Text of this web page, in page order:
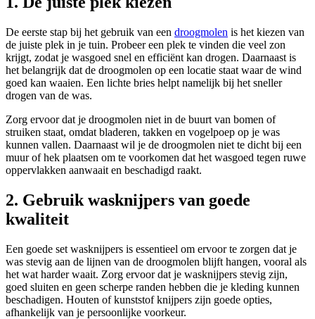
De eerste stap bij het gebruik van een droogmolen is het kiezen van
de juiste plek in je tuin. Probeer een plek te vinden die veel zon
krijgt, zodat je wasgoed snel en efficiënt kan drogen. Daarnaast is
het belangrijk dat de droogmolen op een locatie staat waar de wind
goed kan waaien. Een lichte bries helpt namelijk bij het sneller
drogen van de was.
Zorg ervoor dat je droogmolen niet in de buurt van bomen of
struiken staat, omdat bladeren, takken en vogelpoep op je was
kunnen vallen. Daarnaast wil je de droogmolen niet te dicht bij een
muur of hek plaatsen om te voorkomen dat het wasgoed tegen ruwe
oppervlakken aanwaait en beschadigd raakt.
2. Gebruik wasknijpers van goede
kwaliteit
Een goede set wasknijpers is essentieel om ervoor te zorgen dat je
was stevig aan de lijnen van de droogmolen blijft hangen, vooral als
het wat harder waait. Zorg ervoor dat je wasknijpers stevig zijn,
goed sluiten en geen scherpe randen hebben die je kleding kunnen
beschadigen. Houten of kunststof knijpers zijn goede opties,
afhankelijk van je persoonlijke voorkeur.